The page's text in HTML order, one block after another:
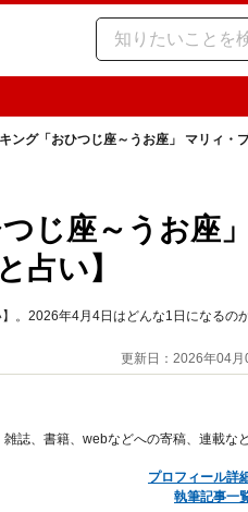
ング「おひつじ座～うお座」 マリィ・
じ座～うお座」
占い】
。2026年4月4日はどんな1日になるのか
更新日：2026年04月
誌、書籍、webなどへの寄稿、連載な
プロフィール詳
執筆記事一